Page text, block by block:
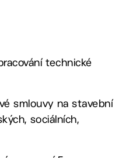
technické
smlouvy na stavební
sociálních,